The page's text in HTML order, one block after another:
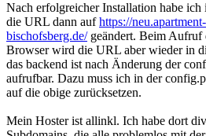
Nach erfolgreicher Installation habe
die URL dann aufhttps://
bischofsberg.de/geändert. Beim Aufruf
Browser wird die URL aber wieder in
das backend ist nach Änderung der
aufrufbar. Dazu muss ich in der
auf die obige zurücksetzen.
Mein Hoster ist allinkl. Ich habe dort